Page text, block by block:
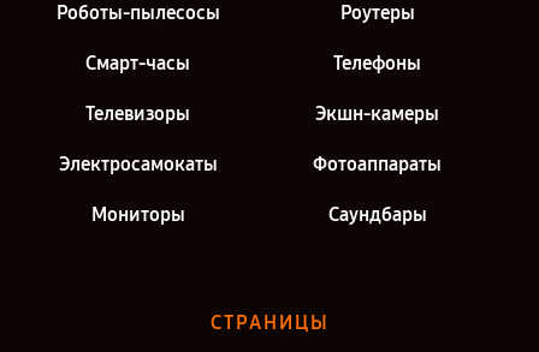
Роботы-пылесосы Роутеры
Смарт-часы Телефоны
Телевизоры Экшн-камеры
Электросамокаты Фотоаппараты
Мониторы Саундбары
СТРАНИЦЫ